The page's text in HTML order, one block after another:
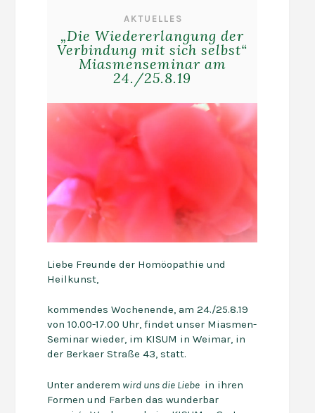
AKTUELLES
„Die Wiedererlangung der
Verbindung mit sich selbst“
Miasmenseminar am
24./25.8.19
Liebe Freunde der Homöopathie und
Heilkunst,
kommendes Wochenende, am 24./25.8.19
von 10.00-17.00 Uhr, findet unser Miasmen-
Seminar wieder, im KISUM in Weimar, in
der Berkaer Straße 43, statt.
Unter anderem wird uns die Liebe in ihren
Formen und Farben das wunderbar